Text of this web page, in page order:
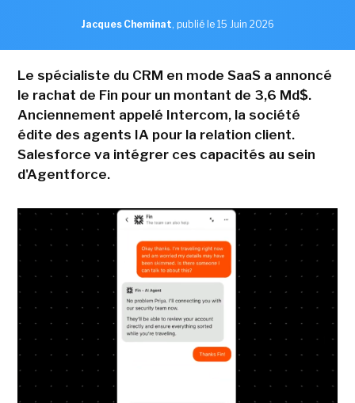
Jacques Cheminat, publié le 15 Juin 2026
Le spécialiste du CRM en mode SaaS a annoncé
le rachat de Fin pour un montant de 3,6 Md$.
Anciennement appelé Intercom, la société
édite des agents IA pour la relation client.
Salesforce va intégrer ces capacités au sein
d'Agentforce.